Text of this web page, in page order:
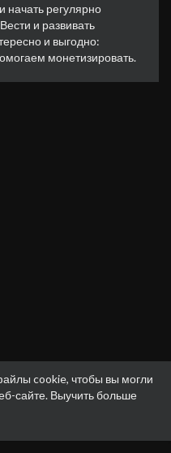
cookie, чтобы вы могли
сайте. Выучить больше
начать регулярно
и развивать
и выгодно:
монетизировать.